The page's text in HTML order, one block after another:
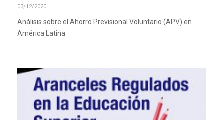
03/12/2020
Análisis sobre el Ahorro Previsional Voluntario (APV) en
América Latina.